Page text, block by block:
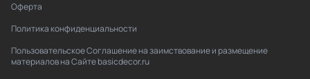
Оферта
Политика конфиденциальности
Пользовательское Соглашение на заимствование и размещение
материалов на Сайте basicdecor.ru